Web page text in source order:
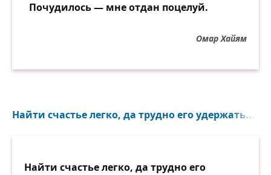
Почудилось — мне отдан поцелуй.
Омар Хайям
Найти счастье легко, да трудно его удержать...
Найти счастье легко, да трудно его